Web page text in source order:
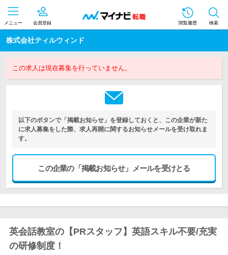
メニュー 会員登録 閲覧履歴 検索
株式会社ティルウィンド
この求人は現在募集を行っていません。
以下のボタンで「掲載お知らせ」を登録しておくと、この企業が新た
に求人募集をした際、求人再開に関するお知らせメールを受け取れま
す。
この企業の「掲載お知らせ」メールを受けとる
英会話教室の【PRスタッフ】英語スキル不要/充実
の研修制度！